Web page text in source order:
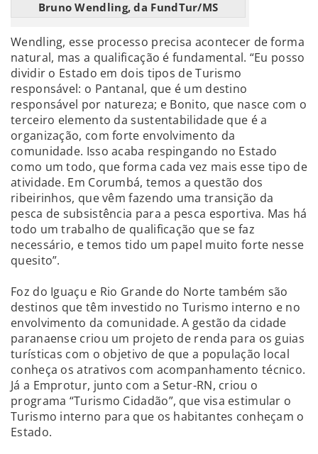
Bruno Wendling, da FundTur/MS
Wendling, esse processo precisa acontecer de forma
natural, mas a qualificação é fundamental. “Eu posso
dividir o Estado em dois tipos de Turismo
responsável: o Pantanal, que é um destino
responsável por natureza; e Bonito, que nasce com o
terceiro elemento da sustentabilidade que é a
organização, com forte envolvimento da
comunidade. Isso acaba respingando no Estado
como um todo, que forma cada vez mais esse tipo de
atividade. Em Corumbá, temos a questão dos
ribeirinhos, que vêm fazendo uma transição da
pesca de subsistência para a pesca esportiva. Mas há
todo um trabalho de qualificação que se faz
necessário, e temos tido um papel muito forte nesse
quesito”.
Foz do Iguaçu e Rio Grande do Norte também são
destinos que têm investido no Turismo interno e no
envolvimento da comunidade. A gestão da cidade
paranaense criou um projeto de renda para os guias
turísticas com o objetivo de que a população local
conheça os atrativos com acompanhamento técnico.
Já a Emprotur, junto com a Setur-RN, criou o
programa “Turismo Cidadão”, que visa estimular o
Turismo interno para que os habitantes conheçam o
Estado.